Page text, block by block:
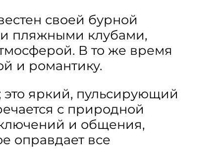
своей бурной
пляжными клубами,
В то же время
и романтику.
это яркий, пульсирующий
с природной
и общения,
оправдает все